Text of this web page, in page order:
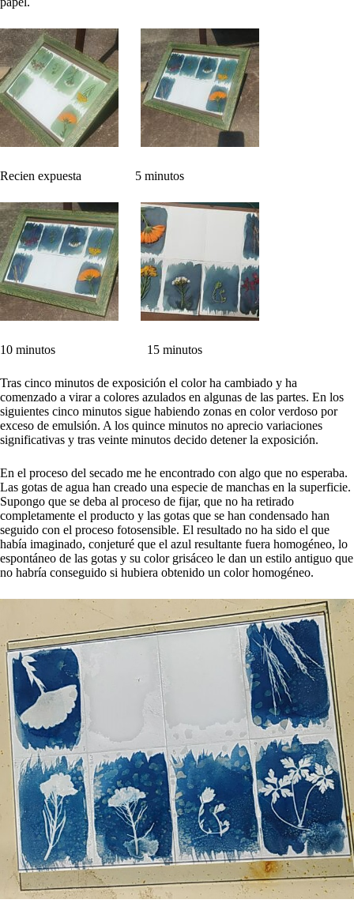
Recien expuesta 5 minutos
10 minutos 15 minutos
Tras cinco minutos de exposición el color ha cambiado y ha
comenzado a virar a colores azulados en algunas de las partes. En los
siguientes cinco minutos sigue habiendo zonas en color verdoso por
exceso de emulsión. A los quince minutos no aprecio variaciones
significativas y tras veinte minutos decido detener la exposición.
En el proceso del secado me he encontrado con algo que no esperaba.
Las gotas de agua han creado una especie de manchas en la superficie.
Supongo que se deba al proceso de fijar, que no ha retirado
completamente el producto y las gotas que se han condensado han
seguido con el proceso fotosensible. El resultado no ha sido el que
había imaginado, conjeturé que el azul resultante fuera homogéneo, lo
espontáneo de las gotas y su color grisáceo le dan un estilo antiguo que
no habría conseguido si hubiera obtenido un color homogéneo.